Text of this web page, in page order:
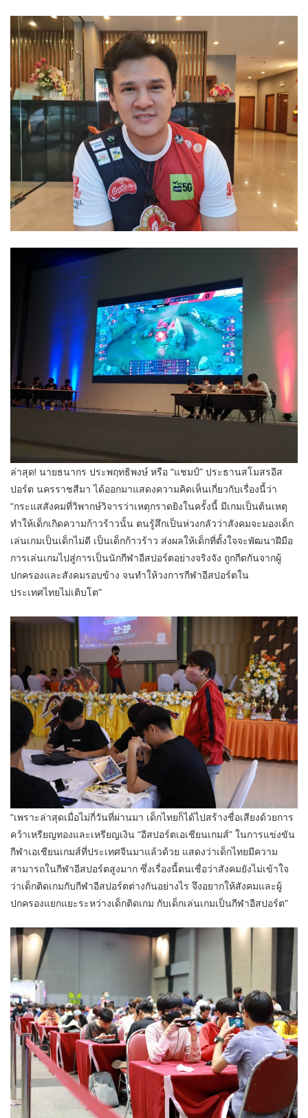
ล่าสุด! นายธนากร ประพฤทธิพงษ์ หรือ “แชมป์” ประธานสโมสรอีส
ปอร์ต นครราชสีมา ได้ออกมาแสดงความคิดเห็นเกี่ยวกับเรื่องนี้ว่า
“กระแสสังคมที่วิพากษ์วิจารว่าเหตุกราดยิงในครั้งนี้ มีเกมเป็นต้นเหตุ
ทำให้เด็กเกิดความก้าวร้าวนั้น ตนรู้สึกเป็นห่วงกลัวว่าสังคมจะมองเด็ก
เล่นเกมเป็นเด็กไม่ดี เป็นเด็กก้าวร้าว ส่งผลให้เด็กที่ตั้งใจจะพัฒนาฝีมือ
การเล่นเกมไปสู่การเป็นนักกีฬาอีสปอร์ตอย่างจริงจัง ถูกกีดกันจากผู้
ปกครองและสังคมรอบข้าง จนทำให้วงการกีฬาอีสปอร์ตใน
ประเทศไทยไม่เติบโต”
“เพราะล่าสุดเมื่อไม่กี่วันที่ผ่านมา เด็กไทยก็ได้ไปสร้างชื่อเสียงด้วยการ
คว้าเหรียญทองและเหรียญเงิน “อีสปอร์ตเอเชียนเกมส์” ในการแข่งขัน
กีฬาเอเชียนเกมส์ที่ประเทศจีนมาแล้วด้วย แสดงว่าเด็กไทยมีความ
สามารถในกีฬาอีสปอร์ตสูงมาก ซึ่งเรื่องนี้ตนเชื่อว่าสังคมยังไม่เข้าใจ
ว่าเด็กติดเกมกับกีฬาอีสปอร์ตต่างกันอย่างไร จึงอยากให้สังคมและผู้
ปกครองแยกแยะระหว่างเด็กติดเกม กับเด็กเล่นเกมเป็นกีฬาอีสปอร์ต”